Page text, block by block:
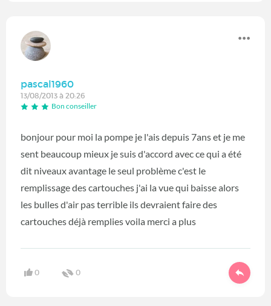
pascal1960
13/08/2013 à 20:26
Bon conseiller
bonjour pour moi la pompe je l'ais depuis 7ans et je me
sent beaucoup mieux je suis d'accord avec ce qui a été
dit niveaux avantage le seul problème c'est le
remplissage des cartouches j'ai la vue qui baisse alors
les bulles d'air pas terrible ils devraient faire des
cartouches déjà remplies voila merci a plus
0 0